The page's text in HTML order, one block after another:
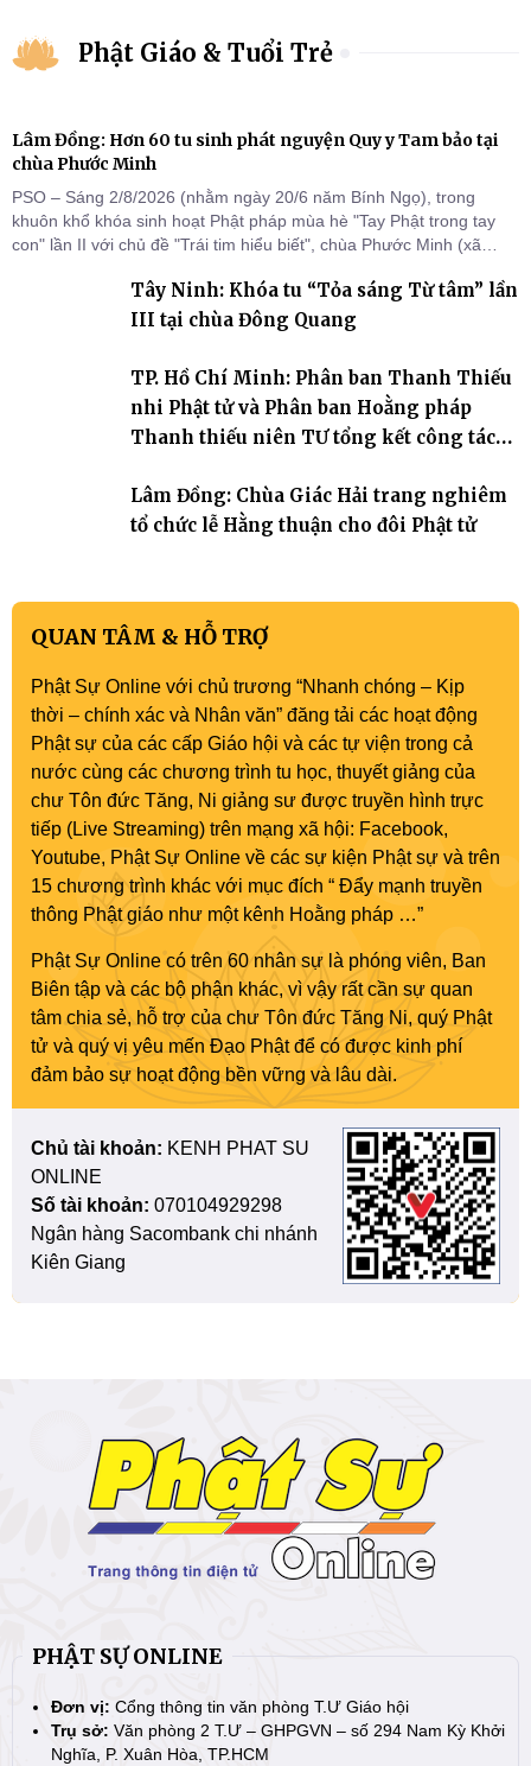
Phật Giáo & Tuổi Trẻ
Lâm Đồng: Hơn 60 tu sinh phát nguyện Quy y Tam bảo tại
chùa Phước Minh
PSO – Sáng 2/8/2026 (nhằm ngày 20/6 năm Bính Ngọ), trong
khuôn khổ khóa sinh hoạt Phật pháp mùa hè "Tay Phật trong tay
con" lần II với chủ đề "Trái tim hiểu biết", chùa Phước Minh (xã
cho hơn 60 tu sinh.Tây Ninh: Khóa tu “Tỏa sáng Từ tâm” lần
III tại chùa Đông Quang
TP. Hồ Chí Minh: Phân ban Thanh Thiếu
nhi Phật tử và Phân ban Hoằng pháp
Thanh thiếu niên TƯ tổng kết công tác
Lâm Đồng: Chùa Giác Hải trang nghiêm
tổ chức lễ Hằng thuận cho đôi Phật tử
QUAN TÂM & HỖ TRỢ
Phật Sự Online với chủ trương “Nhanh chóng – Kịp
thời – chính xác và Nhân văn” đăng tải các hoạt động
Phật sự của các cấp Giáo hội và các tự viện trong cả
nước cùng các chương trình tu học, thuyết giảng của
chư Tôn đức Tăng, Ni giảng sư được truyền hình trực
tiếp (Live Streaming) trên mạng xã hội: Facebook,
Youtube, Phật Sự Online về các sự kiện Phật sự và trên
15 chương trình khác với mục đích “ Đẩy mạnh truyền
thông Phật giáo như một kênh Hoằng pháp …”
Phật Sự Online có trên 60 nhân sự là phóng viên, Ban
Biên tập và các bộ phận khác, vì vậy rất cần sự quan
tâm chia sẻ, hỗ trợ của chư Tôn đức Tăng Ni, quý Phật
tử và quý vị yêu mến Đạo Phật để có được kinh phí
đảm bảo sự hoạt động bền vững và lâu dài.
Chủ tài khoản: KENH PHAT SU
ONLINE
Số tài khoản: 070104929298
Ngân hàng Sacombank chi nhánh
Kiên Giang
PHẬT SỰ ONLINE
Đơn vị: Cổng thông tin văn phòng T.Ư Giáo hội
Trụ sở: Văn phòng 2 T.Ư – GHPGVN – số 294 Nam Kỳ Khởi
Nghĩa, P. Xuân Hòa, TP.HCM